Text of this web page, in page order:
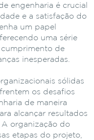
engenharia é crucial
e a satisfação do
um papel
uma série
de
inesperadas.
sólidas
os desafios
de maneira
alcançar resultados
A organização do
etapas do projeto,